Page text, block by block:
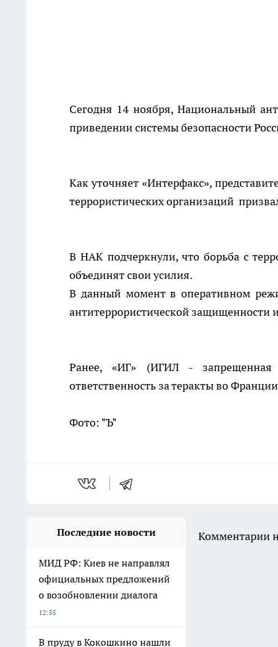
Сегодня 14 ноября, Национальный
приведении системы безопасности
Как уточняет «Интерфакс»,
террористических организаций
В НАК подчеркнули, что борьба с
объединят свои усилия.
В данный момент в оперативном
антитеррористической защищенности
Ранее, «ИГ» (ИГИЛ -
ответственность за теракты во
Фото: "Ъ"
Последние новости
МИД РФ: Киев не направлял
официальных предложений
о возобновлении диалога
12:55
В пруду в Кокошкино нашли
Комментарии